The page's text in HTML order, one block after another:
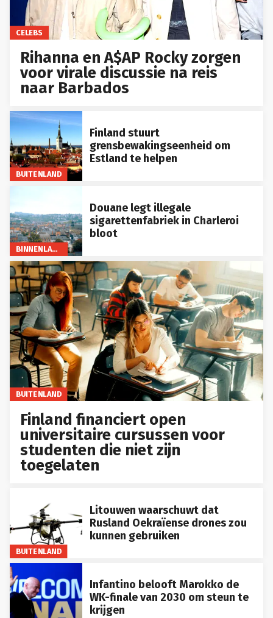
CELEBS
Rihanna en A$AP Rocky zorgen
voor virale discussie na reis
naar Barbados
BUITENLAND
Finland stuurt
grensbewakingseenheid om
Estland te helpen
BINNENLAND
Douane legt illegale
sigarettenfabriek in Charleroi
bloot
BUITENLAND
Finland financiert open
universitaire cursussen voor
studenten die niet zijn
toegelaten
BUITENLAND
Litouwen waarschuwt dat
Rusland Oekraïense drones zou
kunnen gebruiken
Infantino belooft Marokko de
WK-finale van 2030 om steun te
krijgen